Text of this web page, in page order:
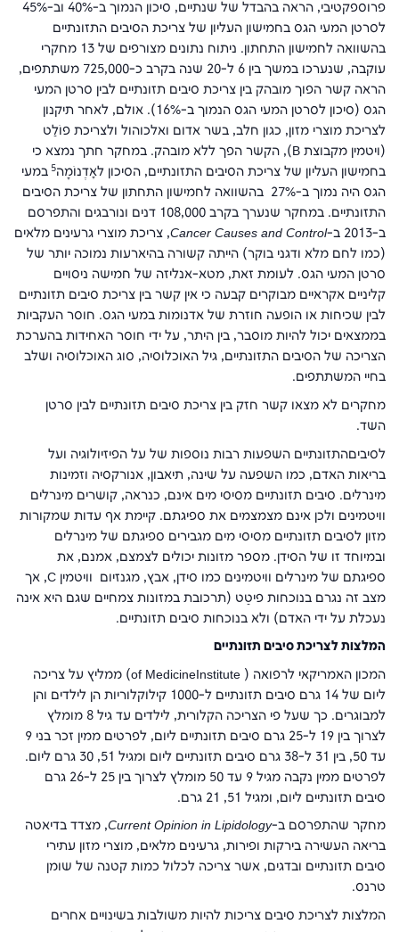
פרוספקטיבי, הראה בהבדל של שנתיים, סיכון הנמוך ב-40% וב-45%
לסרטן המעי הגס בחמישון העליון של צריכת הסיבים התזונתיים
בהשוואה לחמישון התחתון. ניתוח נתונים מצורפים של 13 מחקרי
עוקבה, שנערכו במשך בין 6 ל-20 שנה בקרב כ-725,000 משתתפים,
הראה קשר הפוך מובהק בין צריכת סיבים תזונתיים לבין סרטן המעי
הגס (סיכון לסרטן המעי הגס הנמוך ב-16%). אולם, לאחר תיקנוּן
לצריכת מוצרי מזון, כגון חלב, בשר אדום ואלכוהול ולצריכת פוֹלַט
(ויטמין מקבוצת B), הקשר הפך ללא מובהק. במחקר חתך נמצא כי
בחמישון העליון של צריכת הסיבים התזונתיים, הסיכון לאָדֶנוֹמָה5 במעי
הגס היה נמוך ב-27% בהשוואה לחמישון התחתון של צריכת הסיבים
התזונתיים. במחקר שנערך בקרב 108,000 דנים ונורבגים והתפרסם
ב-2013 ב-
Cancer Causes and Control, צריכת מוצרי גרעינים מלאים
(כמו לחם מלא ודגני בוקר) הייתה קשורה בהיארעות נמוכה יותר של
סרטן המעי הגס. לעומת זאת, מטא-אנליזה של חמישה ניסויים
קליניים אקראיים מבוקרים קבעה כי אין קשר בין צריכת סיבים תזונתיים
לבין שכיחות או הופעה חוזרת של אדנומות במעי הגס. חוסר העקביות
בממצאים יכול להיות מוסבר, בין היתר, על ידי חוסר האחידות בהערכת
הצריכה של הסיבים התזונתיים, גיל האוכלוסיה, סוג האוכלוסיה ושלב
בחיי המשתתפים.
מחקרים לא מצאו קשר חזק בין צריכת סיבים תזונתיים לבין סרטן
השד.
לסיביםהתזונתיים השפעות רבות נוספות של על הפיזיולוגיה ועל
בריאות האדם, כמו השפעה על שינה, תיאבון, אנורקסיה וזמינות
מינרלים. סיבים תזונתיים מסיסי מים אינם, כנראה, קושרים מינרלים
וויטמינים ולכן אינם מצמצמים את ספיגתם. קיימת אף עדות שמקורות
מזון לסיבים תזונתיים מסיסי מים מגבירים ספיגתם של מינרלים
ובמיוחד זו של הסידן. מספר מזונות יכולים לצמצם, אמנם, את
ספיגתם של מינרלים וויטמינים כמו סידן, אבץ, מגנזיום וויטמין C, אך
מצב זה נגרם בנוכחות פיטַט (תרכובת במזונות צמחיים שגם היא אינה
נעכלת על ידי האדם) ולא בנוכחות סיבים תזונתיים.
המלצות לצריכת סיבים תזונתיים
המכון האמריקאי לרפואה ( Institute
of Medicine) ממליץ על צריכה
ליום של 14 גרם סיבים תזונתיים ל-1000 קילוקלוריות הן לילדים והן
למבוגרים. כך שעל פי הצריכה הקלורית, לילדים עד גיל 8 מומלץ
לצרוך בין 19 ל-25 גרם סיבים תזונתיים ליום, לפרטים ממין זכר בני 9
עד 50, בין 31 ל-38 גרם סיבים תזונתיים ליום ומגיל 51, 30 גרם ליום.
לפרטים ממין נקבה מגיל 9 עד 50 מומלץ לצרוך בין 25 ל-26 גרם
סיבים תזונתיים ליום, ומגיל 51, 21 גרם.
מחקר שהתפרסם ב-Current Opinion in Lipidology, מצדד בדיאטה
בריאה העשירה בירקות ופירות, גרעינים מלאים, מוצרי מזון עתירי
סיבים תזונתיים ובדגים, אשר צריכה לכלול כמות קטנה של שומן
טרנס.
המלצות לצריכת סיבים צריכות להיות משולבות בשינויים אחרים